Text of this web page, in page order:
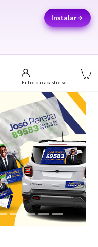
Instalar
Entre ou cadastre-se
Next